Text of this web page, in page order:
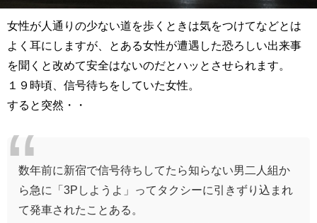
女性が人通りの少ない道を歩くときは気をつけてなどとは
よく耳にしますが、とある女性が遭遇した恐ろしい出来事
を聞くと改めて安全はないのだとハッとさせられます。
１９時頃、信号待ちをしていた女性。
すると突然・・
数年前に新宿で信号待ちしてたら知らない男二人組か
ら急に「3Pしようよ」ってタクシーに引きずり込まれ
て発車されたことある。